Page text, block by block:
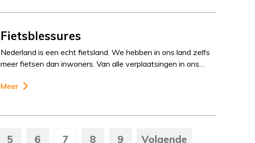
Fietsblessures
Nederland is een echt fietsland. We hebben in ons land zelfs
meer fietsen dan inwoners. Van alle verplaatsingen in ons…
Meer
5 6 7 8 9 Volgende